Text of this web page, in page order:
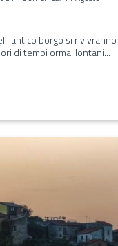
antico borgo si rivivranno
di tempi ormai lontani...